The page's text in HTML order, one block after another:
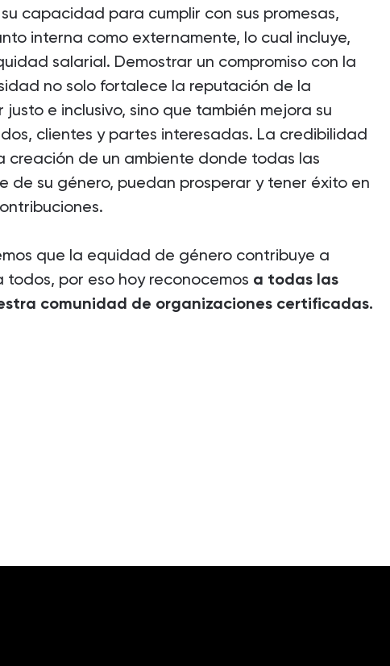
capacidad para cumplir con sus promesas,
interna como externamente, lo cual incluye,
salarial. Demostrar un compromiso con la
no solo fortalece la reputación de la
e inclusivo, sino que también mejora su
clientes y partes interesadas. La credibilidad
creación de un ambiente donde todas las
de su género, puedan prosperar y tener éxito en
que la equidad de género contribuye a
por eso hoy reconocemos a todas las
comunidad de organizaciones certificadas.